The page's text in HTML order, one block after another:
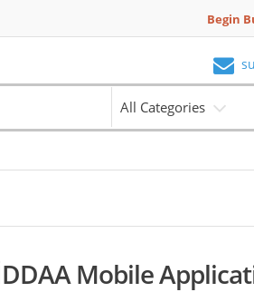
Begin
All Categories
Mobile